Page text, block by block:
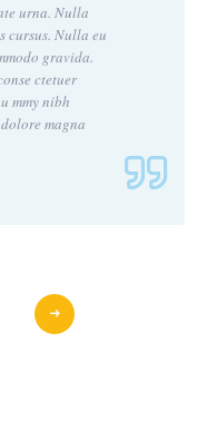
urna. Nulla
cursus. Nulla eu
gravida.
ctetuer
mmy nibh
magna